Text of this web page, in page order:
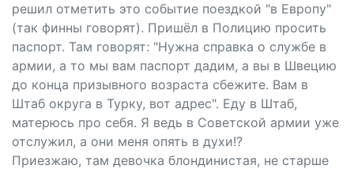
решил отметить это событие поездкой "в Европу"
(так финны говорят). Пришёл в Полицию просить
паспорт. Там говорят: "Нужна справка о службе в
армии, а то мы вам паспорт дадим, а вы в Швецию
до конца призывного возраста сбежите. Вам в
Штаб округа в Турку, вот адрес". Еду в Штаб,
матерюсь про себя. Я ведь в Советской армии уже
отслужил, а они меня опять в духи!?
Приезжаю, там девочка блондинистая, не старше